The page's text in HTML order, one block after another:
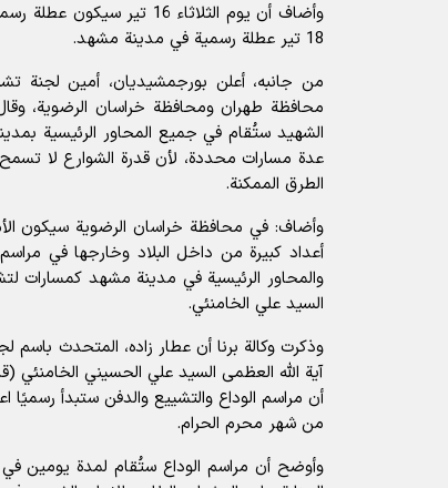
وأضاف أن يوم الثلاثاء 16
18 تير عطلة رسمية في مدينة مشهد.
من جانبه، أعلن بورجمشيديان، أمين لجنة
محافظة طهران ومحافظة خراسان الرضوية،
الشهيد ستُقام في جميع المحاور الرئيسية
عدة مسارات محددة، لأن قدرة الشوارع لا
الطرق الممكنة.
وأضاف: في محافظة خراسان الرضوية سيكون
أعداد كبيرة من داخل البلاد وخارجها في
والمحاور الرئيسية في مدينة مشهد كمسارات
السيد علي الخامنئي.
وذكرت وكالة برنا أن عطار زاده، المتحدث باسم
آية الله العظمى السيد علي الحسيني
من شهر محرم الحرام.
وأوضح أن مراسم الوداع ستُقام لمدة يومين